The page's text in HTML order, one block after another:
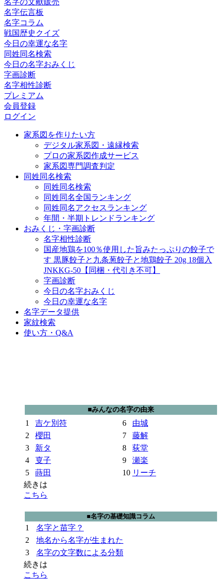
名字伝言板
名字コラム
戦国歴史クイズ
今日の幸運な名字
同姓同名検索
今日の名字おみくじ
字画診断
名字相性診断
プレミアム
会員登録
ログイン
家系図を作りたい方
デジタル家系図・遠縁検索
プロの家系図作成サービス
家系図専門調査判定
同姓同名検索
同姓同名検索
同姓同名全国ランキング
同姓同名アクセスランキング
年間・半期トレンドランキング
おみくじ・字画診断
名字相性診断
国産地鶏を100％使用した旨みたっぷりの餃子で
す 黒豚餃子と九条葱餃子と地鶏餃子 20g 18個入
JNKKG-50【同梱・代引き不可】
字画診断
今日の名字おみくじ
今日の幸運な名字
名字データ提供
家紋検索
使い方・Q&A
■みんなの名字の由来
1
吉ケ別符
2
櫻田
3
新タ
4
㕝子
5
蒔田
6
由城
7
藤解
8
荻堂
9
瀬楽
10 リーチ
続きは
こちら
■名字の基礎知識コラム
1
名字と苗字？
2
地名から名字が生まれた
3
名字の文字数による分類
続きは
こちら